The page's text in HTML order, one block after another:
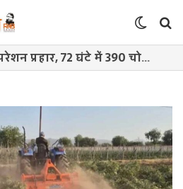
Switch
skin
दिल्ली पुलिस का ऑपरेशन प्रहार, 72 घंटे में 390 चोरी के मोबाइल और 66 वाहन बरामद